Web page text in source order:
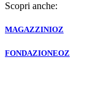
Scopri anche:
MAGAZZINIOZ
FONDAZIONEOZ